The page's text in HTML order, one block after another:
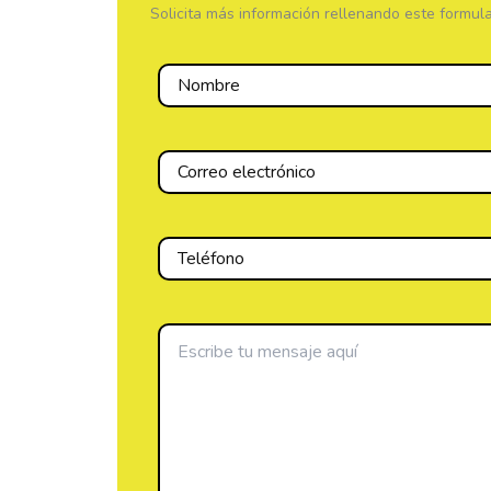
Solicita más información rellenando este